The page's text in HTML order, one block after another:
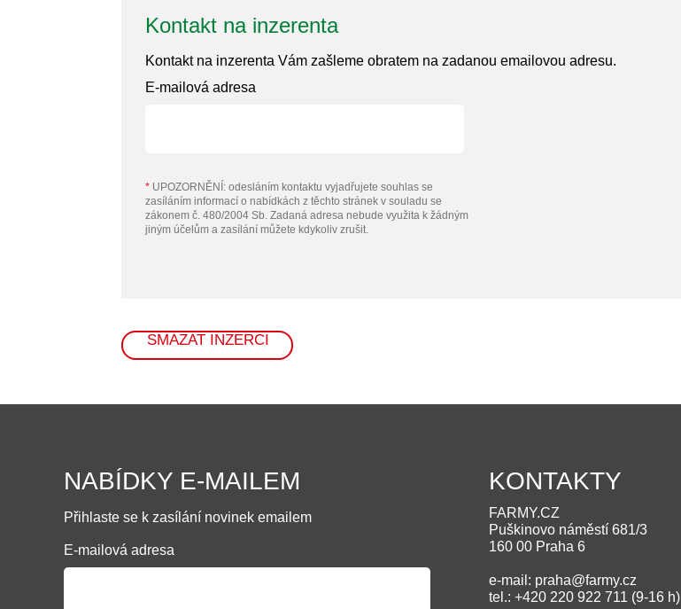
Kontakt na inzerenta
Kontakt na inzerenta Vám zašleme obratem na zadanou emailovou adresu.
E-mailová adresa
* UPOZORNĚNÍ: odesláním kontaktu vyjadřujete souhlas se
zasíláním informací o nabídkách z těchto stránek v souladu se
zákonem č. 480/2004 Sb. Zadaná adresa nebude využita k žádným
jiným účelům a zasílání můžete kdykoliv zrušit.
SMAZAT INZERCI
NABÍDKY E-MAILEM
Přihlaste se k zasílání novinek emailem
E-mailová adresa
KONTAKTY
FARMY.CZ
Puškinovo náměstí 681/3
160 00 Praha 6
e-mail: praha@farmy.cz
tel.: +420 220 922 711 (9-16 h)